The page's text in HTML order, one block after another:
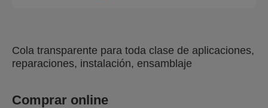
Cola transparente para toda clase de aplicaciones,
reparaciones, instalación, ensamblaje
Comprar online